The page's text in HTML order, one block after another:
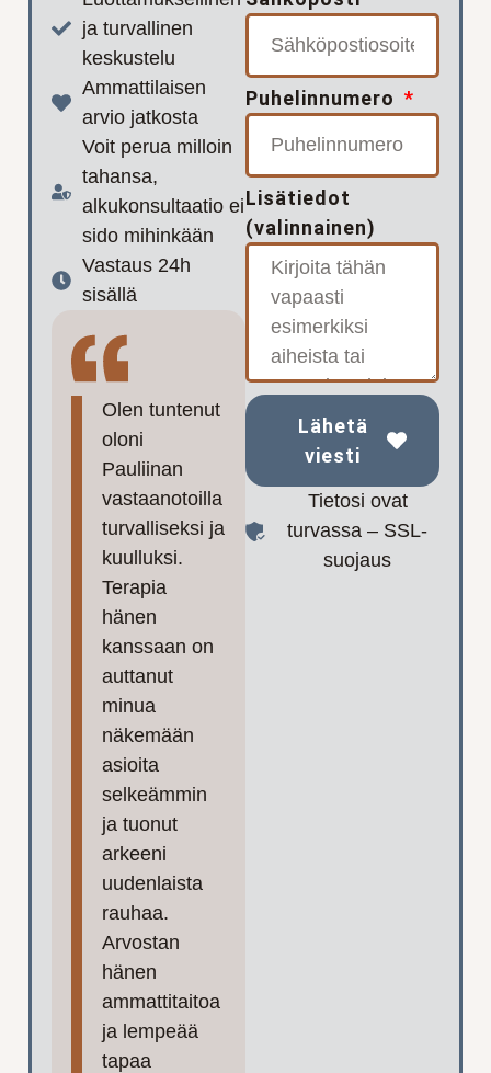
ja turvallinen
keskustelu
Ammattilaisen
arvio jatkosta
Voit perua milloin
tahansa,
alkukonsultaatio ei
sido mihinkään
Vastaus 24h
sisällä
Olen tuntenut
oloni
Pauliinan
vastaanotoilla
turvalliseksi ja
kuulluksi.
Terapia
hänen
kanssaan on
auttanut
minua
näkemään
asioita
selkeämmin
ja tuonut
arkeeni
uudenlaista
rauhaa.
Arvostan
hänen
ammattitaitoa
ja lempeää
tapaa
Puhelinnumero
Lisätiedot
(valinnainen)
Lähetä
viesti
Tietosi ovat
turvassa – SSL-
suojaus